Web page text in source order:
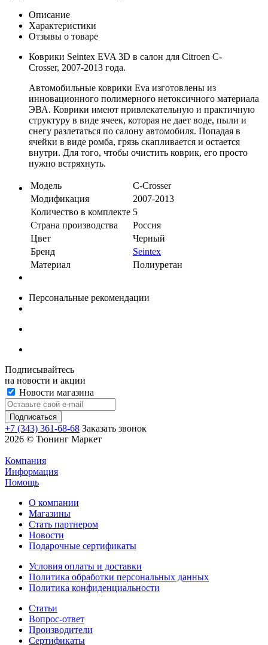
Описание
Характеристики
Отзывы о товаре
Коврики Seintex EVA 3D в салон для Citroen C-
Crosser, 2007-2013 года.
Автомобильные коврики Eva изготовлены из
инновационного полимерного нетоксичного материала
ЭВА. Коврики имеют привлекательную и практичную
структуру в виде ячеек, которая не дает воде, пыли и
снегу разлетаться по салону автомобиля. Попадая в
ячейки в виде ромба, грязь скапливается и остается
внутри. Для того, чтобы очистить коврик, его просто
нужно встряхнуть.
Модель
C-Crosser
Модификация
2007-2013
Количество в комплекте 5
Страна производства
Россия
Цвет
Черный
Бренд
Seintex
Материал
Полиуретан
Персональные рекомендации
Подписывайтесь
на новости и акции
Новости магазина
+7 (343) 361-68-68 Заказать звонок
2026 © Тюнинг Маркет
Компания
Информация
Помощь
О компании
Магазины
Стать партнером
Новости
Подарочные сертификаты
Условия оплаты и доставки
Политика обработки персональных данных
Политика конфиденциальности
Статьи
Вопрос-ответ
Производители
Сертификаты